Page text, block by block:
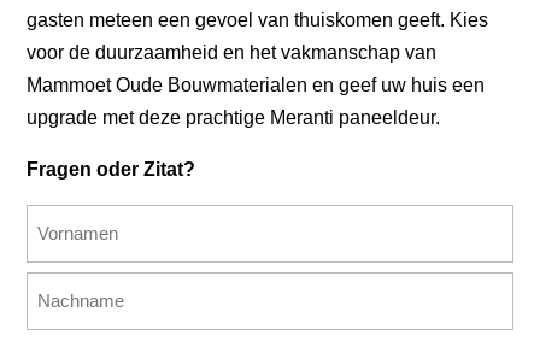
gasten meteen een gevoel van thuiskomen geeft. Kies
voor de duurzaamheid en het vakmanschap van
Mammoet Oude Bouwmaterialen en geef uw huis een
upgrade met deze prachtige Meranti paneeldeur.
Fragen oder Zitat?